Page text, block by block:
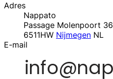
Adres
Nappato
Passage Molenpoort 36
6511HW Nijmegen NL
E-mail